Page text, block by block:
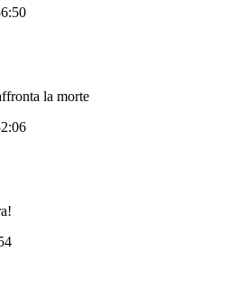
la morteNovissimi · Giudizio ·